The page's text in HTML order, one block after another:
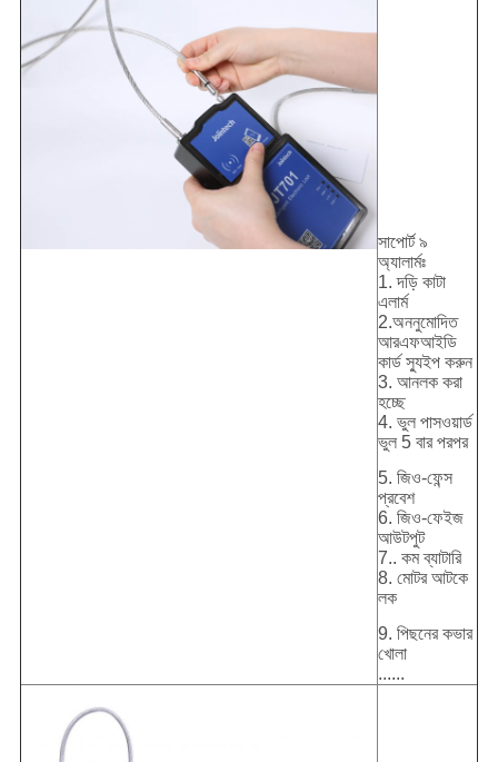
সাপোর্ট ৯
অ্যালার্মঃ
1. দড়ি কাটা
এলার্ম
2.অননুমোদিত
আরএফআইডি
কার্ড স্যুইপ করুন
3. আনলক করা
হচ্ছে
4. ভুল পাসওয়ার্ড
ভুল 5 বার পরপর
5. জিও-ফেন্স
প্রবেশ
6. জিও-ফেইজ
আউটপুট
7.. কম ব্যাটারি
8. মোটর আটকে
লক
9. পিছনের কভার
খোলা
......